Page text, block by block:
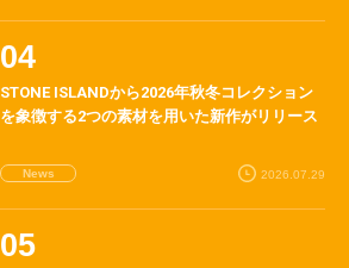
STONE ISLANDから2026年秋冬コレクション
を象徴する2つの素材を用いた新作がリリース
News 2026.07.29